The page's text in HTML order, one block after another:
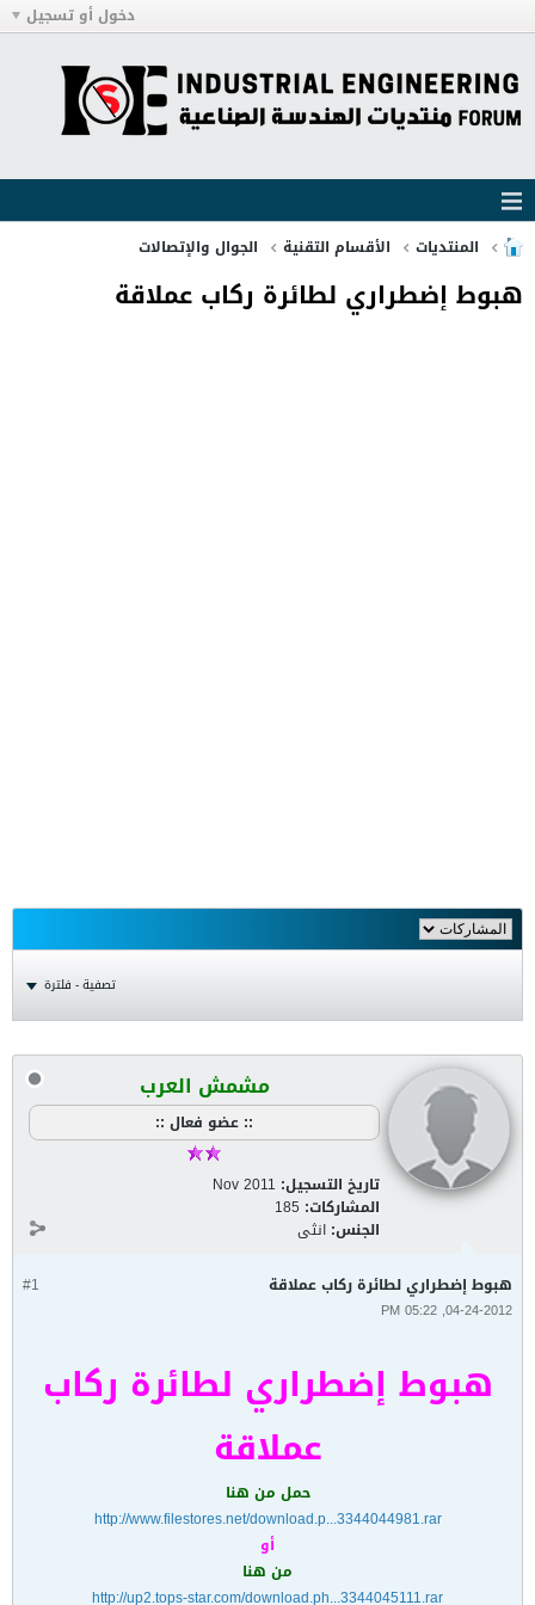
دخول أو تسجيل
المنتديات الأقسام التقنية الجوال والإتصالات
هبوط إضطراري لطائرة ركاب عملاقة
تصفية - فلترة
مشمش العرب
:: عضو فعال ::
تاريخ التسجيل: Nov 2011
المشاركات: 185
الجنس: انثى
#1 هبوط إضطراري لطائرة ركاب عملاقة
04-24-2012, 05:22 PM
هبوط إضطراري لطائرة ركاب
عملاقة
حمل من هنا
http://www.filestores.net/download.p...3344044981.rar
أو
من هنا
http://up2.tops-star.com/download.ph...3344045111.rar